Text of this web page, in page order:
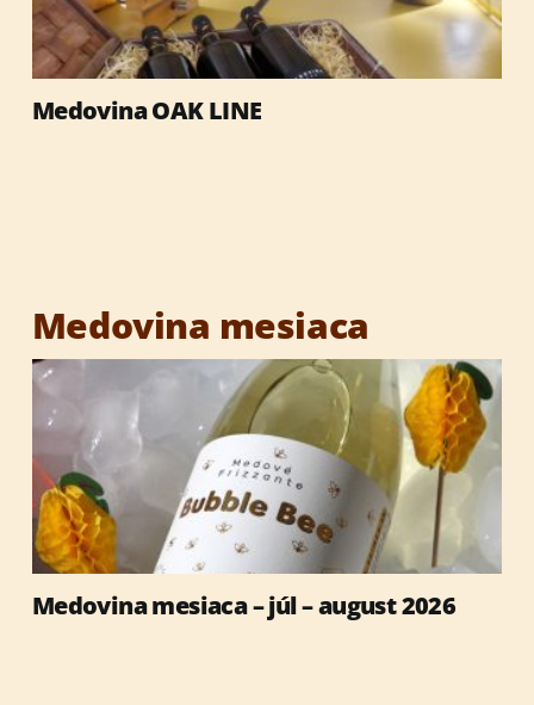
Med
Výrobky so včelími produktmi
Medovina OAK LINE
Medovina mesiaca
Medovina mesiaca – júl – august 2026